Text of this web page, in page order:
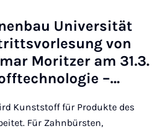
Uni­versität
von
Mor­itzer am 31.3.
–…
Kunststoff für Produkte des
Für Zahnbürsten,